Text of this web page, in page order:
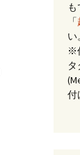
「
い。
※
タ
付